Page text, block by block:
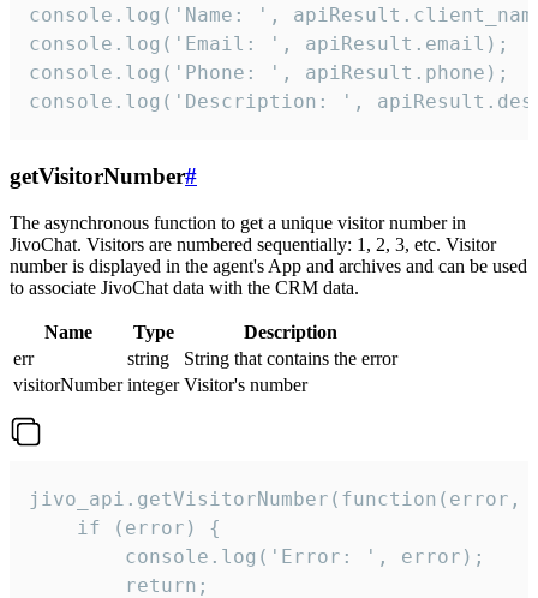
console.log('Name: ',
console.log('Email: ', apiResult.email);
console.log('Phone: ', apiResult.phone);
console.log('Description: ',
getVisitorNumber#
The asynchronous function to get a unique visitor number in
JivoChat. Visitors are numbered sequentially: 1, 2, 3, etc. Visitor
number is displayed in the agent's App and archives and can be used
to associate JivoChat data with the CRM data.
Name Type
Description
err
string
String that contains the error
visitorNumber integer Visitor's number
jivo_api.getVisitorNumber(function(error,
    if (error) {
        console.log('Error: ', error);
        return;